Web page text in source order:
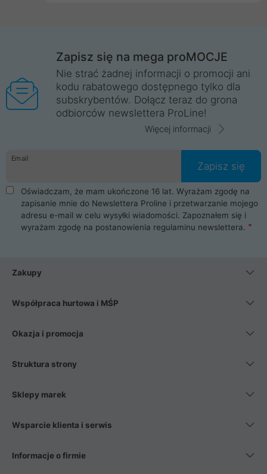
Zapisz się na mega proMOCJE
Nie strać żadnej informacji o promocji ani
kodu rabatowego dostępnego tylko dla
subskrybentów. Dołącz teraz do grona
odbiorców newslettera ProLine!
Więcej informacji
Email
Zapisz się
Oświadczam, że mam ukończone 16 lat. Wyrażam zgodę na
zapisanie mnie do Newslettera Proline i przetwarzanie mojego
adresu e-mail w celu wysyłki wiadomości. Zapoznałem się i
wyrażam zgodę na postanowienia regulaminu newslettera.
Zakupy
Współpraca hurtowa i MŚP
Okazja i promocja
Struktura strony
Sklepy marek
Wsparcie klienta i serwis
Informacje o firmie